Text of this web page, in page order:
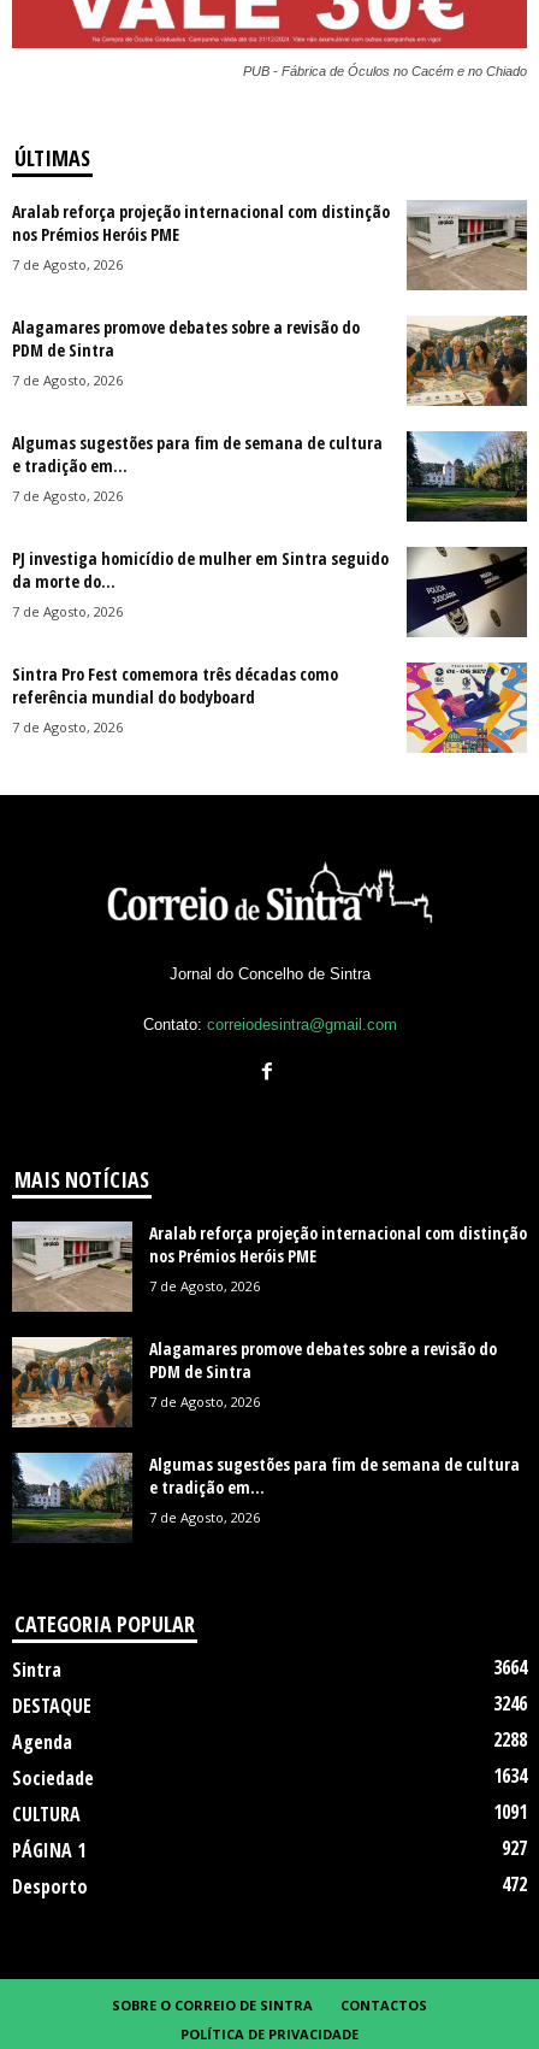
PUB - Fábrica de Óculos no Cacém e no Chiado
ÚLTIMAS
Aralab reforça projeção internacional com distinção
nos Prémios Heróis PME
7 de Agosto, 2026
Alagamares promove debates sobre a revisão do
PDM de Sintra
7 de Agosto, 2026
Algumas sugestões para fim de semana de cultura
e tradição em...
7 de Agosto, 2026
PJ investiga homicídio de mulher em Sintra seguido
da morte do...
7 de Agosto, 2026
Sintra Pro Fest comemora três décadas como
referência mundial do bodyboard
7 de Agosto, 2026
Jornal do Concelho de Sintra
Contato: correiodesintra@gmail.com
MAIS NOTÍCIAS
Aralab reforça projeção internacional com distinção
nos Prémios Heróis PME
7 de Agosto, 2026
Alagamares promove debates sobre a revisão do
PDM de Sintra
7 de Agosto, 2026
Algumas sugestões para fim de semana de cultura
e tradição em...
7 de Agosto, 2026
CATEGORIA POPULAR
Sintra
3664
DESTAQUE
3246
Agenda
2288
Sociedade
1634
CULTURA
1091
PÁGINA 1
927
Desporto
472
SOBRE O CORREIO DE SINTRA
CONTACTOS
POLÍTICA DE PRIVACIDADE